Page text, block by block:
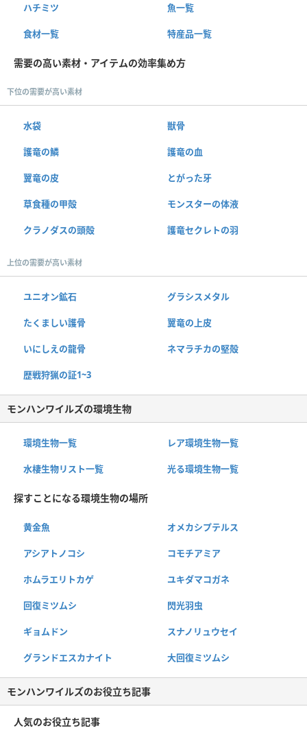
ハチミツ 魚一覧
食材一覧 特産品一覧
需要の高い素材・アイテムの効率集め方
下位の需要が高い素材
水袋 獣骨
護竜の鱗 護竜の血
翼竜の皮 とがった牙
草食種の甲殻 モンスターの体液
クラノダスの頭殻 護竜セクレトの羽
上位の需要が高い素材
ユニオン鉱石 グラシスメタル
たくましい護骨 翼竜の上皮
いにしえの龍骨 ネマラチカの堅殻
歴戦狩猟の証1~3
モンハンワイルズの環境生物
環境生物一覧 レア環境生物一覧
水棲生物リスト一覧 光る環境生物一覧
探すことになる環境生物の場所
黄金魚 オメカシプテルス
アシアトノコシ コモチアミア
ホムラエリトカゲ ユキダマコガネ
回復ミツムシ 閃光羽虫
ギョムドン スナノリュウセイ
グランドエスカナイト 大回復ミツムシ
モンハンワイルズのお役立ち記事
人気のお役立ち記事